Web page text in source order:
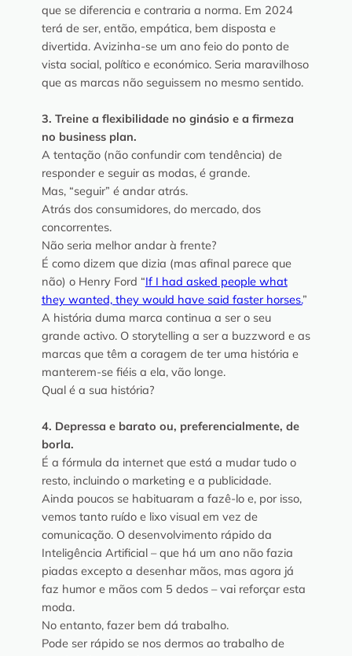
que se diferencia e contraria a norma. Em 2024
terá de ser, então, empática, bem disposta e
divertida. Avizinha-se um ano feio do ponto de
vista social, político e económico. Seria maravilhoso
que as marcas não seguissem no mesmo sentido.
3. Treine a flexibilidade no ginásio e a firmeza
no business plan.
A tentação (não confundir com tendência) de
responder e seguir as modas, é grande.
Mas, “seguir” é andar atrás.
Atrás dos consumidores, do mercado, dos
concorrentes.
Não seria melhor andar à frente?
É como dizem que dizia (mas afinal parece que
não) o Henry Ford “If I had asked people what
they wanted, they would have said faster horses.”
A história duma marca continua a ser o seu
grande activo. O storytelling a ser a buzzword e as
marcas que têm a coragem de ter uma história e
manterem-se fiéis a ela, vão longe.
Qual é a sua história?
4. Depressa e barato ou, preferencialmente, de
borla.
É a fórmula da internet que está a mudar tudo o
resto, incluindo o marketing e a publicidade.
Ainda poucos se habituaram a fazê-lo e, por isso,
vemos tanto ruído e lixo visual em vez de
comunicação. O desenvolvimento rápido da
Inteligência Artificial – que há um ano não fazia
piadas excepto a desenhar mãos, mas agora já
faz humor e mãos com 5 dedos – vai reforçar esta
moda.
No entanto, fazer bem dá trabalho.
Pode ser rápido se nos dermos ao trabalho de